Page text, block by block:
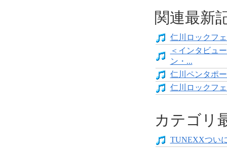
関連最新
仁川ロックフ
＜インタビュ
ン・...
仁川ペンタポ
仁川ロックフ
カテゴリ
TUNEXXつい